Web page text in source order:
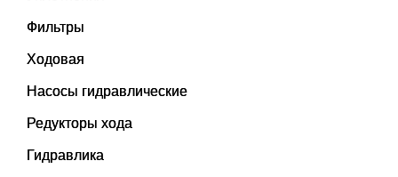
Фильтры
Ходовая
Насосы гидравлические
Редукторы хода
Гидравлика